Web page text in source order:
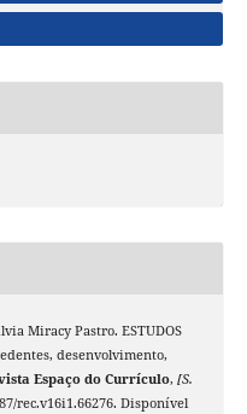
Miracy Pastro. ESTUDOS
desenvolvimento,
Espaço do Currículo, [S.
rec.v16i1.66276. Disponível